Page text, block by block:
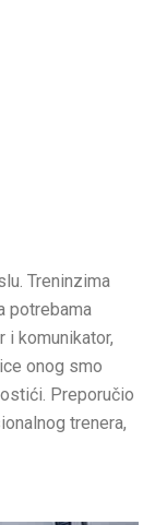
Treninzima
potrebama
i komunikator,
onog smo
Preporučio
trenera,